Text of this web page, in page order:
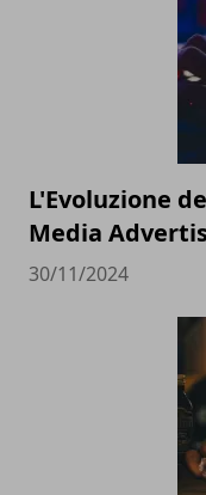
L'Evoluzione
Media
30/11/2024